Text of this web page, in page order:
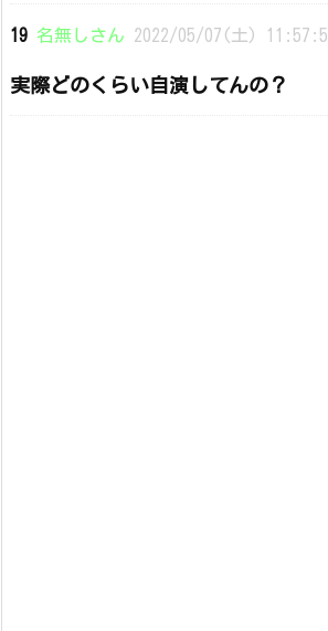
19 名無しさん 2022/05/07(土)
実際どのくらい自演してんの？